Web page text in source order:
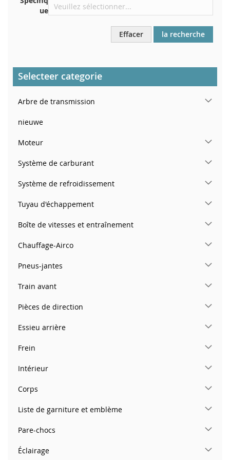
ue
Effacer la recherche
Selecteer categorie
Arbre de transmission
nieuwe
Moteur
Système de carburant
Système de refroidissement
Tuyau d'échappement
Boîte de vitesses et entraînement
Chauffage-Airco
Pneus-jantes
Train avant
Pièces de direction
Essieu arrière
Frein
Intérieur
Corps
Liste de garniture et emblème
Pare-chocs
Éclairage